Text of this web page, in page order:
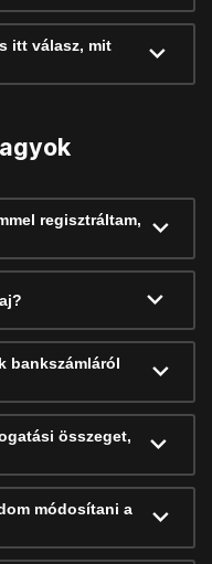
itt válasz, mit
regisztráltam,
bankszámláról
összeget,
módosítani a